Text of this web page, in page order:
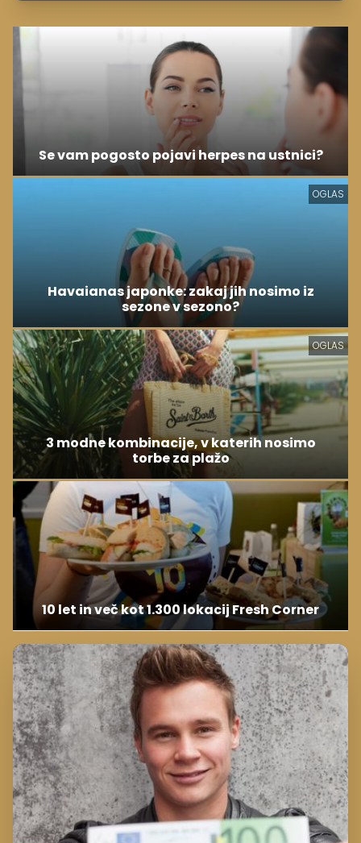
Se vam pogosto pojavi herpes na ustnici?
OGLAS
Havaianas japonke: zakaj jih nosimo iz
sezone v sezono?
OGLAS
3 modne kombinacije, v katerih nosimo
torbe za plažo
10 let in več kot 1.300 lokacij Fresh Corner